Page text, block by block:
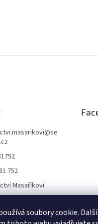
soubory cookie.
@se
752
Masaříkovi